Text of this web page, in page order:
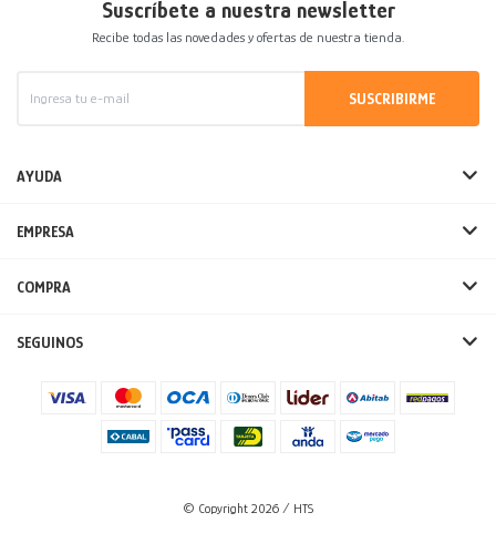
Suscríbete a nuestra newsletter
Recibe todas las novedades y ofertas de nuestra tienda.
SUSCRIBIRME
AYUDA
EMPRESA
COMPRA
SEGUINOS
© Copyright 2026 / HTS